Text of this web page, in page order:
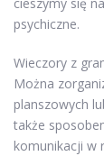
psychiczne.
Wieczory z
Można
planszowych
także
komunikacji w